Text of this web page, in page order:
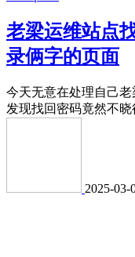
老梁运维站点
录俩字的页面
今天无意在处理自己老
发现找回密码竟然不晓
2025-03-